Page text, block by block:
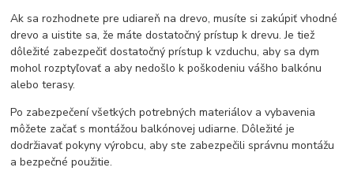
Ak sa rozhodnete pre udiareň na drevo, musíte si zakúpiť vhodné
drevo a uistite sa, že máte dostatočný prístup k drevu. Je tiež
dôležité zabezpečiť dostatočný prístup k vzduchu, aby sa dym
mohol rozptyľovať a aby nedošlo k poškodeniu vášho balkónu
alebo terasy.
Po zabezpečení všetkých potrebných materiálov a vybavenia
môžete začať s montážou balkónovej udiarne. Dôležité je
dodržiavať pokyny výrobcu, aby ste zabezpečili správnu montážu
a bezpečné použitie.